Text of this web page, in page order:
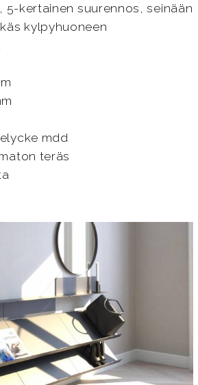
5-kertainen suurennos, seinään
kylpyhuoneen
mdd
teräs